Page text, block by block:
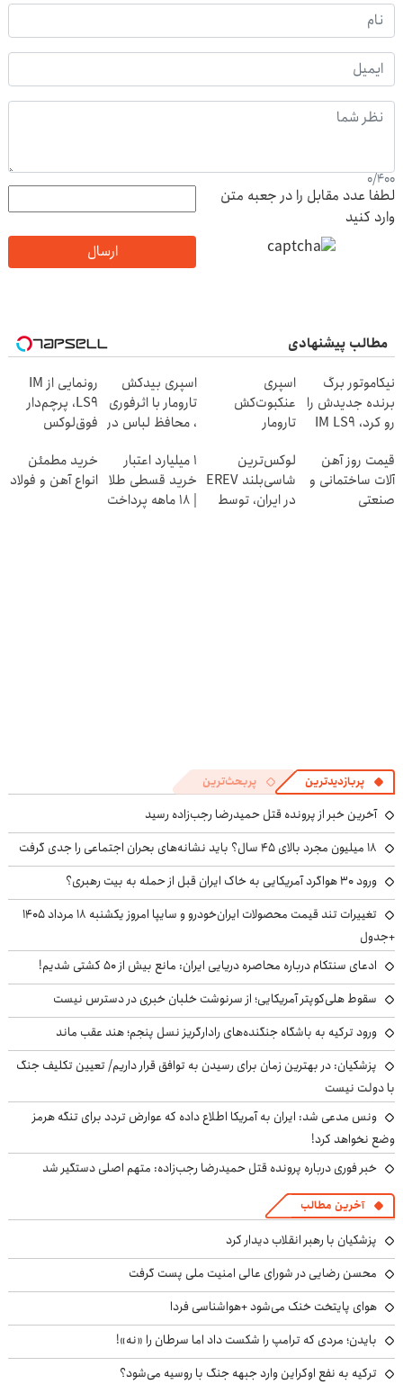
0/400
لطفا عدد مقابل را در جعبه متن
وارد کنید
ارسال
مطالب پیشنهادی
نیکاموتور برگ
برنده جدیدش را
رو کرد، IM LS9
ایران شد
اسپری
عنکبوت‌‌کش
تارومار
عنکبوت
اسپری بیدکش
تارومار با اثرفوری
، محافظ لباس در
رونمایی از IM
LS9، پرچم‌دار
فوق‌لوکس
ایران شد
قیمت روز آهن
آلات ساختمانی و
صنعتی
لوکس‌ترین
شاسی‌بلند EREV
در ایران، توسط
۱ میلیارد اعتبار
خرید قسطی طلا
| ۱۸ ماهه پرداخت
خرید مطمئن
انواع آهن و فولاد
پربازدیدترین پربحث‌ترین
آخرین خبر از پرونده قتل حمیدرضا رجب‌زاده رسید
۱۸ میلیون مجرد بالای ۴۵ سال؟ باید نشانه‌های بحران اجتماعی را جدی گرفت
ورود ۳۰ هواگرد آمریکایی به خاک ایران قبل از حمله به بیت رهبری؟
تغییرات تند قیمت محصولات ایران‌خودرو و سایپا امروز یکشنبه ۱۸ مرداد ۱۴۰۵
+جدول
ادعای سنتکام درباره محاصره دریایی ایران: مانع بیش از ۵۰ کشتی شدیم!
سقوط هلی‌کوپتر آمریکایی؛ از سرنوشت خلبان خبری در دسترس نیست
ورود ترکیه به باشگاه جنگنده‌های رادارگریز نسل پنجم؛ هند عقب ماند
پزشکیان‌: در بهترین زمان برای رسیدن به توافق قرار داریم/ تعیین تکلیف جنگ
با دولت نیست
ونس مدعی شد: ایران به آمریکا اطلاع داده که عوارض تردد برای تنگه هرمز
وضع نخواهد کرد!
خبر فوری درباره پرونده قتل حمیدرضا رجب‌زاده: متهم اصلی دستگیر شد
آخرین مطالب
پزشکیان با رهبر انقلاب دیدار کرد
محسن رضایی در شورای عالی امنیت ملی پست گرفت
هوای پایتخت خنک می‌شود +هواشناسی فردا
بایدن؛ مردی که ترامپ را شکست داد اما سرطان را «نه»!
ترکیه به نفع اوکراین وارد جبهه جنگ با روسیه می‌شود؟